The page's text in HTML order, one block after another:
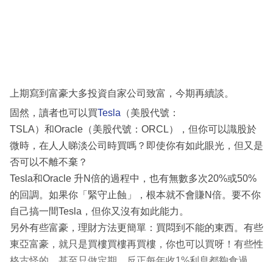
區
上期寫到富豪大多投資自家公司致富，今期再續談。
固然，讀者也可以買Tesla （美股代號：
TSLA）和Oracle（美股代號：ORCL），但你可以識股於
微時，在人人睇淡公司時買嗎？即使你有如此眼光，但又是
否可以不離不棄？
Tesla和Oracle 升N倍的過程中，也有無數多次20%或50%
的回調。如果你「緊守止蝕」，根本就不會賺N倍。要不你
自己搞一間Tesla，但你又沒有如此能力。
另外有些富豪，理財方法更簡單：買悶到不能的東西。有些
東亞富豪，就只是買樓買樓再買樓，你也可以買呀！有些性